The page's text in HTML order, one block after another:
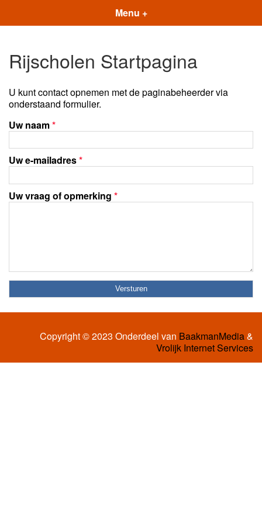
Menu +
Rijscholen Startpagina
U kunt contact opnemen met de paginabeheerder via
onderstaand formulier.
Uw naam*
Uw e-mailadres*
Uw vraag of opmerking *
Copyright © 2023 Onderdeel van BaakmanMedia&
Vrolijk Internet Services